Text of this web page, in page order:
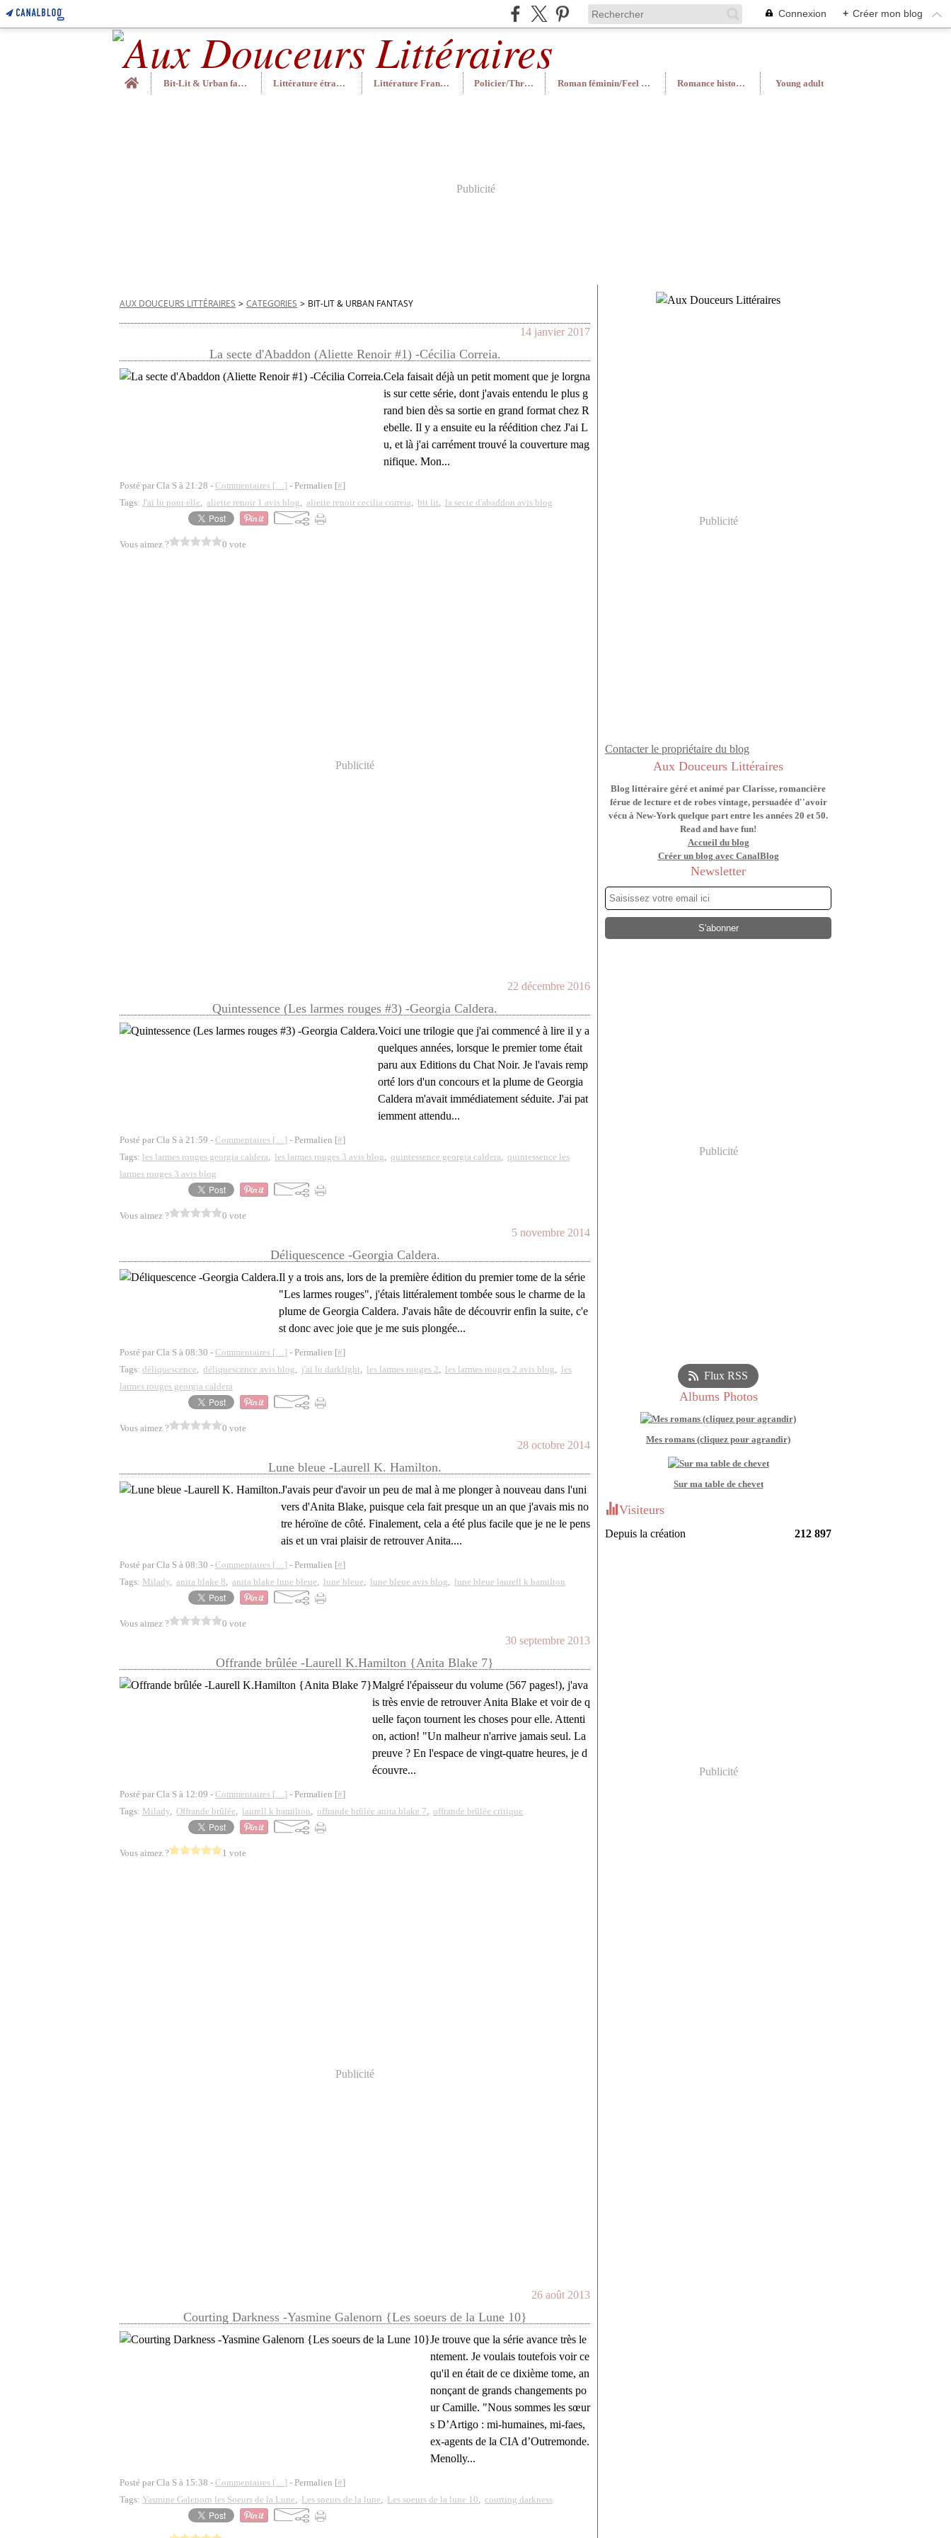
Connexion + Créer mon blog
Home
Bit-Lit & Urban fantasy Littérature étrangère Littérature Française Policier/Thriller Roman féminin/Feel Good Romance historique Young adult
Publicité
AUX DOUCEURS LITTÉRAIRES > CATEGORIES > BIT-LIT & URBAN FANTASY
14 janvier 2017
La secte d'Abaddon (Aliette Renoir #1) -Cécilia Correia.
Cela faisait déjà un petit moment que je lorgna
is sur cette série, dont j'avais entendu le plus g
rand bien dès sa sortie en grand format chez R
ebelle. Il y a ensuite eu la réédition chez J'ai L
u, et là j'ai carrément trouvé la couverture mag
nifique. Mon...
Posté par Cla S à 21:28 - Commentaires […] - Permalien [#]
Tags: J'ai lu pour elle, aliette renoir 1 avis blog, aliette renoir cecilia correia, bit lit, la secte d'abaddon avis blog
Vous aimez ? 0 vote
Publicité
22 décembre 2016
Quintessence (Les larmes rouges #3) -Georgia Caldera.
Voici une trilogie que j'ai commencé à lire il y a
quelques années, lorsque le premier tome était
paru aux Editions du Chat Noir. Je l'avais remp
orté lors d'un concours et la plume de Georgia
Caldera m'avait immédiatement séduite. J'ai pat
iemment attendu...
Posté par Cla S à 21:59 - Commentaires […] - Permalien [#]
Tags: les larmes rouges georgia caldera, les larmes rouges 3 avis blog, quintessence georgia caldera, quintessence les
larmes rouges 3 avis blog
Vous aimez ? 0 vote
5 novembre 2014
Déliquescence -Georgia Caldera.
Il y a trois ans, lors de la première édition du premier tome de la série
"Les larmes rouges", j'étais littéralement tombée sous le charme de la
plume de Georgia Caldera. J'avais hâte de découvrir enfin la suite, c'e
st donc avec joie que je me suis plongée...
Posté par Cla S à 08:30 - Commentaires […] - Permalien [#]
Tags: déliquescence, déliquescence avis blog, j'ai lu darklight, les larmes rouges 2, les larmes rouges 2 avis blog, les
larmes rouges georgia caldera
Vous aimez ? 0 vote
28 octobre 2014
Lune bleue -Laurell K. Hamilton.
J'avais peur d'avoir un peu de mal à me plonger à nouveau dans l'uni
vers d'Anita Blake, puisque cela fait presque un an que j'avais mis no
tre héroïne de côté. Finalement, cela a été plus facile que je ne le pens
ais et un vrai plaisir de retrouver Anita....
Posté par Cla S à 08:30 - Commentaires […] - Permalien [#]
Tags: Milady, anita blake 8, anita blake lune bleue, lune bleue, lune bleue avis blog, lune bleue laurell k hamilton
Vous aimez ? 0 vote
30 septembre 2013
Offrande brûlée -Laurell K.Hamilton {Anita Blake 7}
Malgré l'épaisseur du volume (567 pages!), j'ava
is très envie de retrouver Anita Blake et voir de q
uelle façon tournent les choses pour elle. Attenti
on, action! "Un malheur n'arrive jamais seul. La
preuve ? En l'espace de vingt-quatre heures, je d
écouvre...
Posté par Cla S à 12:09 - Commentaires […] - Permalien [#]
Tags: Milady, Offrande brûlée, laurell k hamilton, offrande brûlée anita blake 7, offrande brûlée critique
Vous aimez ? 1 vote
Publicité
26 août 2013
Courting Darkness -Yasmine Galenorn {Les soeurs de la Lune 10}
Je trouve que la série avance très le
ntement. Je voulais toutefois voir ce
qu'il en était de ce dixième tome, an
nonçant de grands changements po
ur Camille. "Nous sommes les sœur
s D’Artigo : mi-humaines, mi-faes,
ex-agents de la CIA d’Outremonde.
Menolly...
Posté par Cla S à 15:38 - Commentaires […] - Permalien [#]
Tags: Yasmine Galenorn les Soeurs de la Lune, Les soeurs de la lune, Les soeurs de la lune 10, courting darkness
Publicité
Contacter le propriétaire du blog
Aux Douceurs Littéraires
Blog littéraire géré et animé par Clarisse, romancière
férue de lecture et de robes vintage, persuadée d''avoir
vécu à New-York quelque part entre les années 20 et 50.
Read and have fun!
Accueil du blog
Créer un blog avec CanalBlog
Newsletter
Publicité
Flux RSS
Albums Photos
Mes romans (cliquez pour agrandir)
Sur ma table de chevet
Visiteurs
Depuis la création 212 897
Publicité